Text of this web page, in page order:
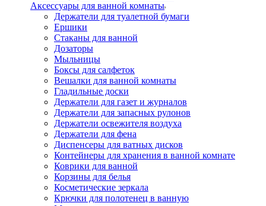
Аксессуары для ванной комнаты
Держатели для туалетной бумаги
Ершики
Стаканы для ванной
Дозаторы
Мыльницы
Боксы для салфеток
Вешалки для ванной комнаты
Гладильные доски
Держатели для газет и журналов
Держатели для запасных рулонов
Держатели освежителя воздуха
Держатели для фена
Диспенсеры для ватных дисков
Контейнеры для хранения в ванной комнате
Коврики для ванной
Корзины для белья
Косметические зеркала
Крючки для полотенец в ванную